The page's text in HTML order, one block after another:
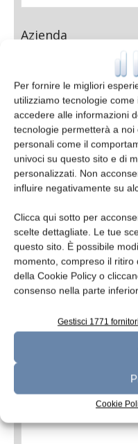
Per fornire le migliori
utilizziamo tecnologie
accedere alle informazioni
tecnologie permetterà a
personali come il
univoci su questo sito e di
personalizzati. Non
influire negativamente su
Clicca qui sotto per
scelte dettagliate. Le tue
questo sito. È possibile
momento, compreso il
della Cookie Policy o
consenso nella parte
Gestisci 1771 fornitori
Cookie
Azienda
E-mail*
Telefono
Oggetto